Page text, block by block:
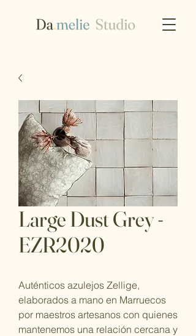
Large Dust Grey -
EZR2020
Auténticos azulejos Zellige,
elaborados a mano en Marruecos
por maestros artesanos con quienes
mantenemos una relación cercana y